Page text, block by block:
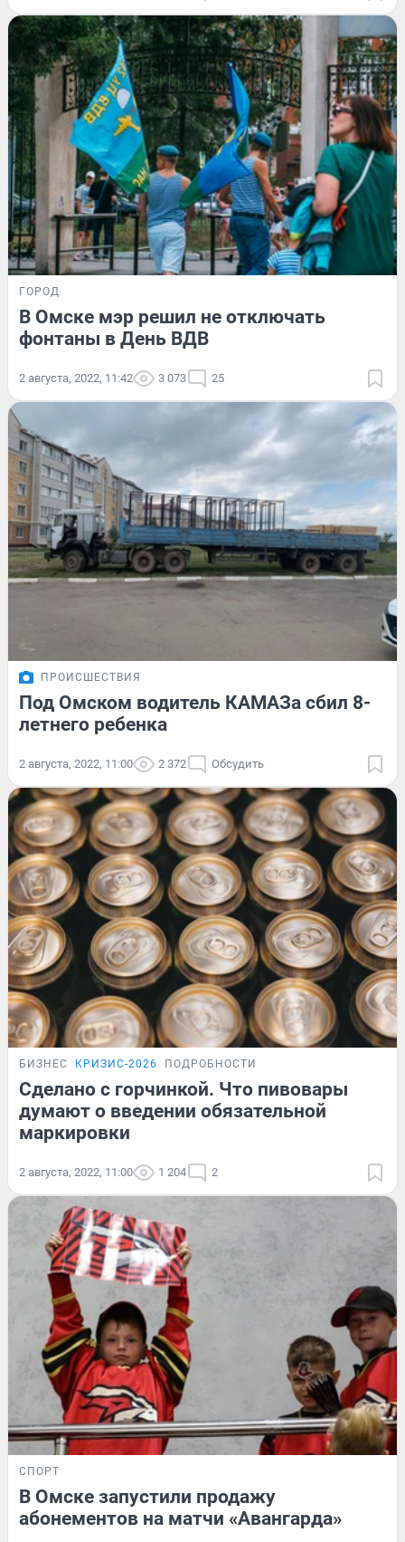
ГОРОД
В Омске мэр решил не отключать
фонтаны в День ВДВ
2 августа, 2022, 11:42 3 073 25
ПРОИСШЕСТВИЯ
Под Омском водитель КАМАЗа сбил 8-
летнего ребенка
2 августа, 2022, 11:00 2 372 Обсудить
БИЗНЕС КРИЗИС-2026 ПОДРОБНОСТИ
Сделано с горчинкой. Что пивовары
думают о введении обязательной
маркировки
2 августа, 2022, 11:00 1 204 2
СПОРТ
В Омске запустили продажу
абонементов на матчи «Авангарда»